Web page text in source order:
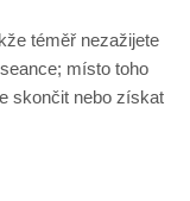
téměř nezažijete
místo toho
skončit nebo získat